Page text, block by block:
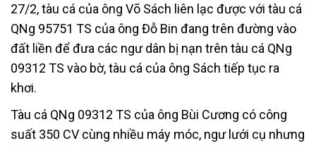
27/2, tàu cá của ông Võ Sách liên lạc được với tàu cá
QNg 95751 TS của ông Đỗ Bin đang trên đường vào
đất liền để đưa các ngư dân bị nạn trên tàu cá QNg
09312 TS vào bờ, tàu cá của ông Sách tiếp tục ra
khơi.
Tàu cá QNg 09312 TS của ông Bùi Cương có công
suất 350 CV cùng nhiều máy móc, ngư lưới cụ nhưng